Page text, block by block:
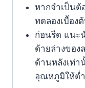
หากจำเป็นต้
ทดลองเบื้อง
ก่อนรีด แนะ
ด้ายล่างของ
ด้านหลังเท่า
อุณหภูมิให้ตํ่า